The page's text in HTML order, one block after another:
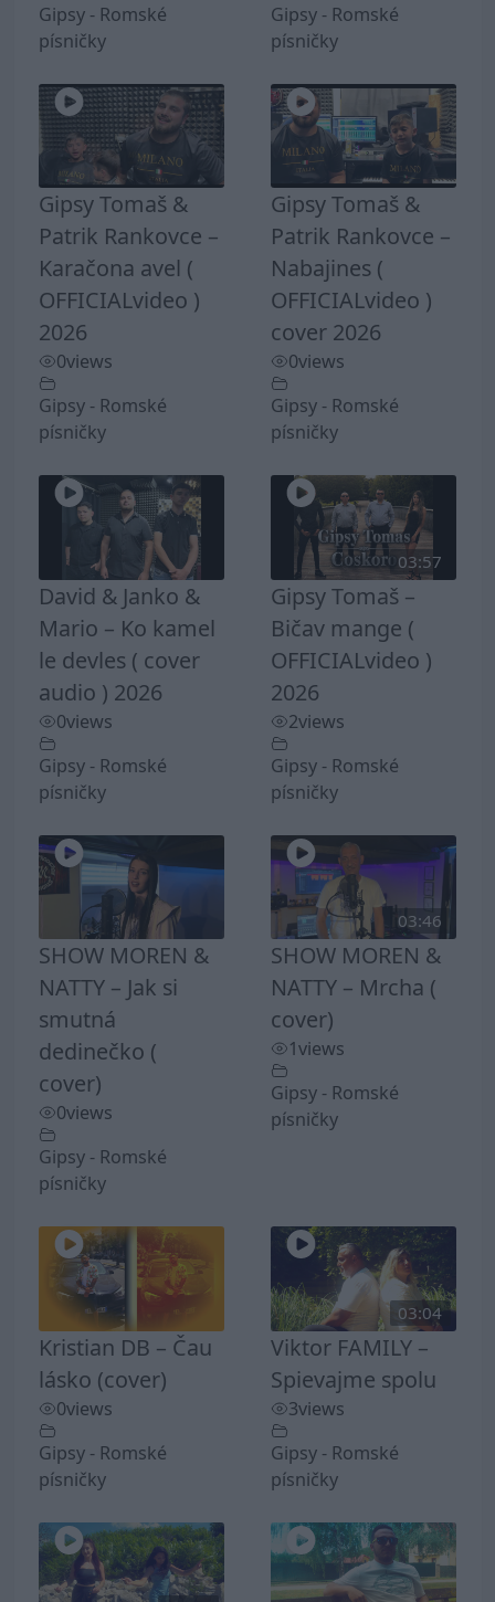
Gipsy - Romské
písničky
Gipsy - Romské
písničky
Gipsy Tomaš &
Patrik Rankovce –
Karačona avel (
OFFICIALvideo )
2026
0views
Gipsy - Romské
písničky
Gipsy Tomaš &
Patrik Rankovce –
Nabajines (
OFFICIALvideo )
cover 2026
0views
Gipsy - Romské
písničky
David & Janko &
Mario – Ko kamel
le devles ( cover
audio ) 2026
0views
Gipsy - Romské
písničky
03:57
Gipsy Tomaš –
Bičav mange (
OFFICIALvideo )
2026
2views
Gipsy - Romské
písničky
SHOW MOREN &
NATTY – Jak si
smutná
dedinečko (
cover)
0views
Gipsy - Romské
písničky
03:46
SHOW MOREN &
NATTY – Mrcha (
cover)
1views
Gipsy - Romské
písničky
Kristian DB – Čau
lásko (cover)
0views
Gipsy - Romské
písničky
03:04
Viktor FAMILY –
Spievajme spolu
3views
Gipsy - Romské
písničky